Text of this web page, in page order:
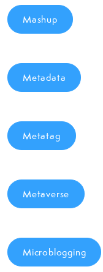
Mashup
Metadata
Metatag
Metaverse
Microblogging